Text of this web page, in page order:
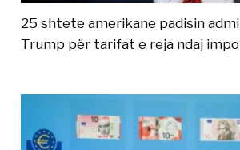
25 shtete amerikane padisin
Trump për tarifat e reja ndaj